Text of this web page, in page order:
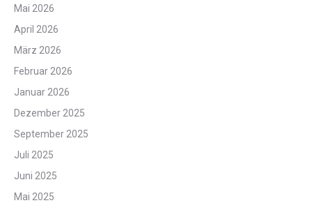
Mai 2026
April 2026
März 2026
Februar 2026
Januar 2026
Dezember 2025
September 2025
Juli 2025
Juni 2025
Mai 2025